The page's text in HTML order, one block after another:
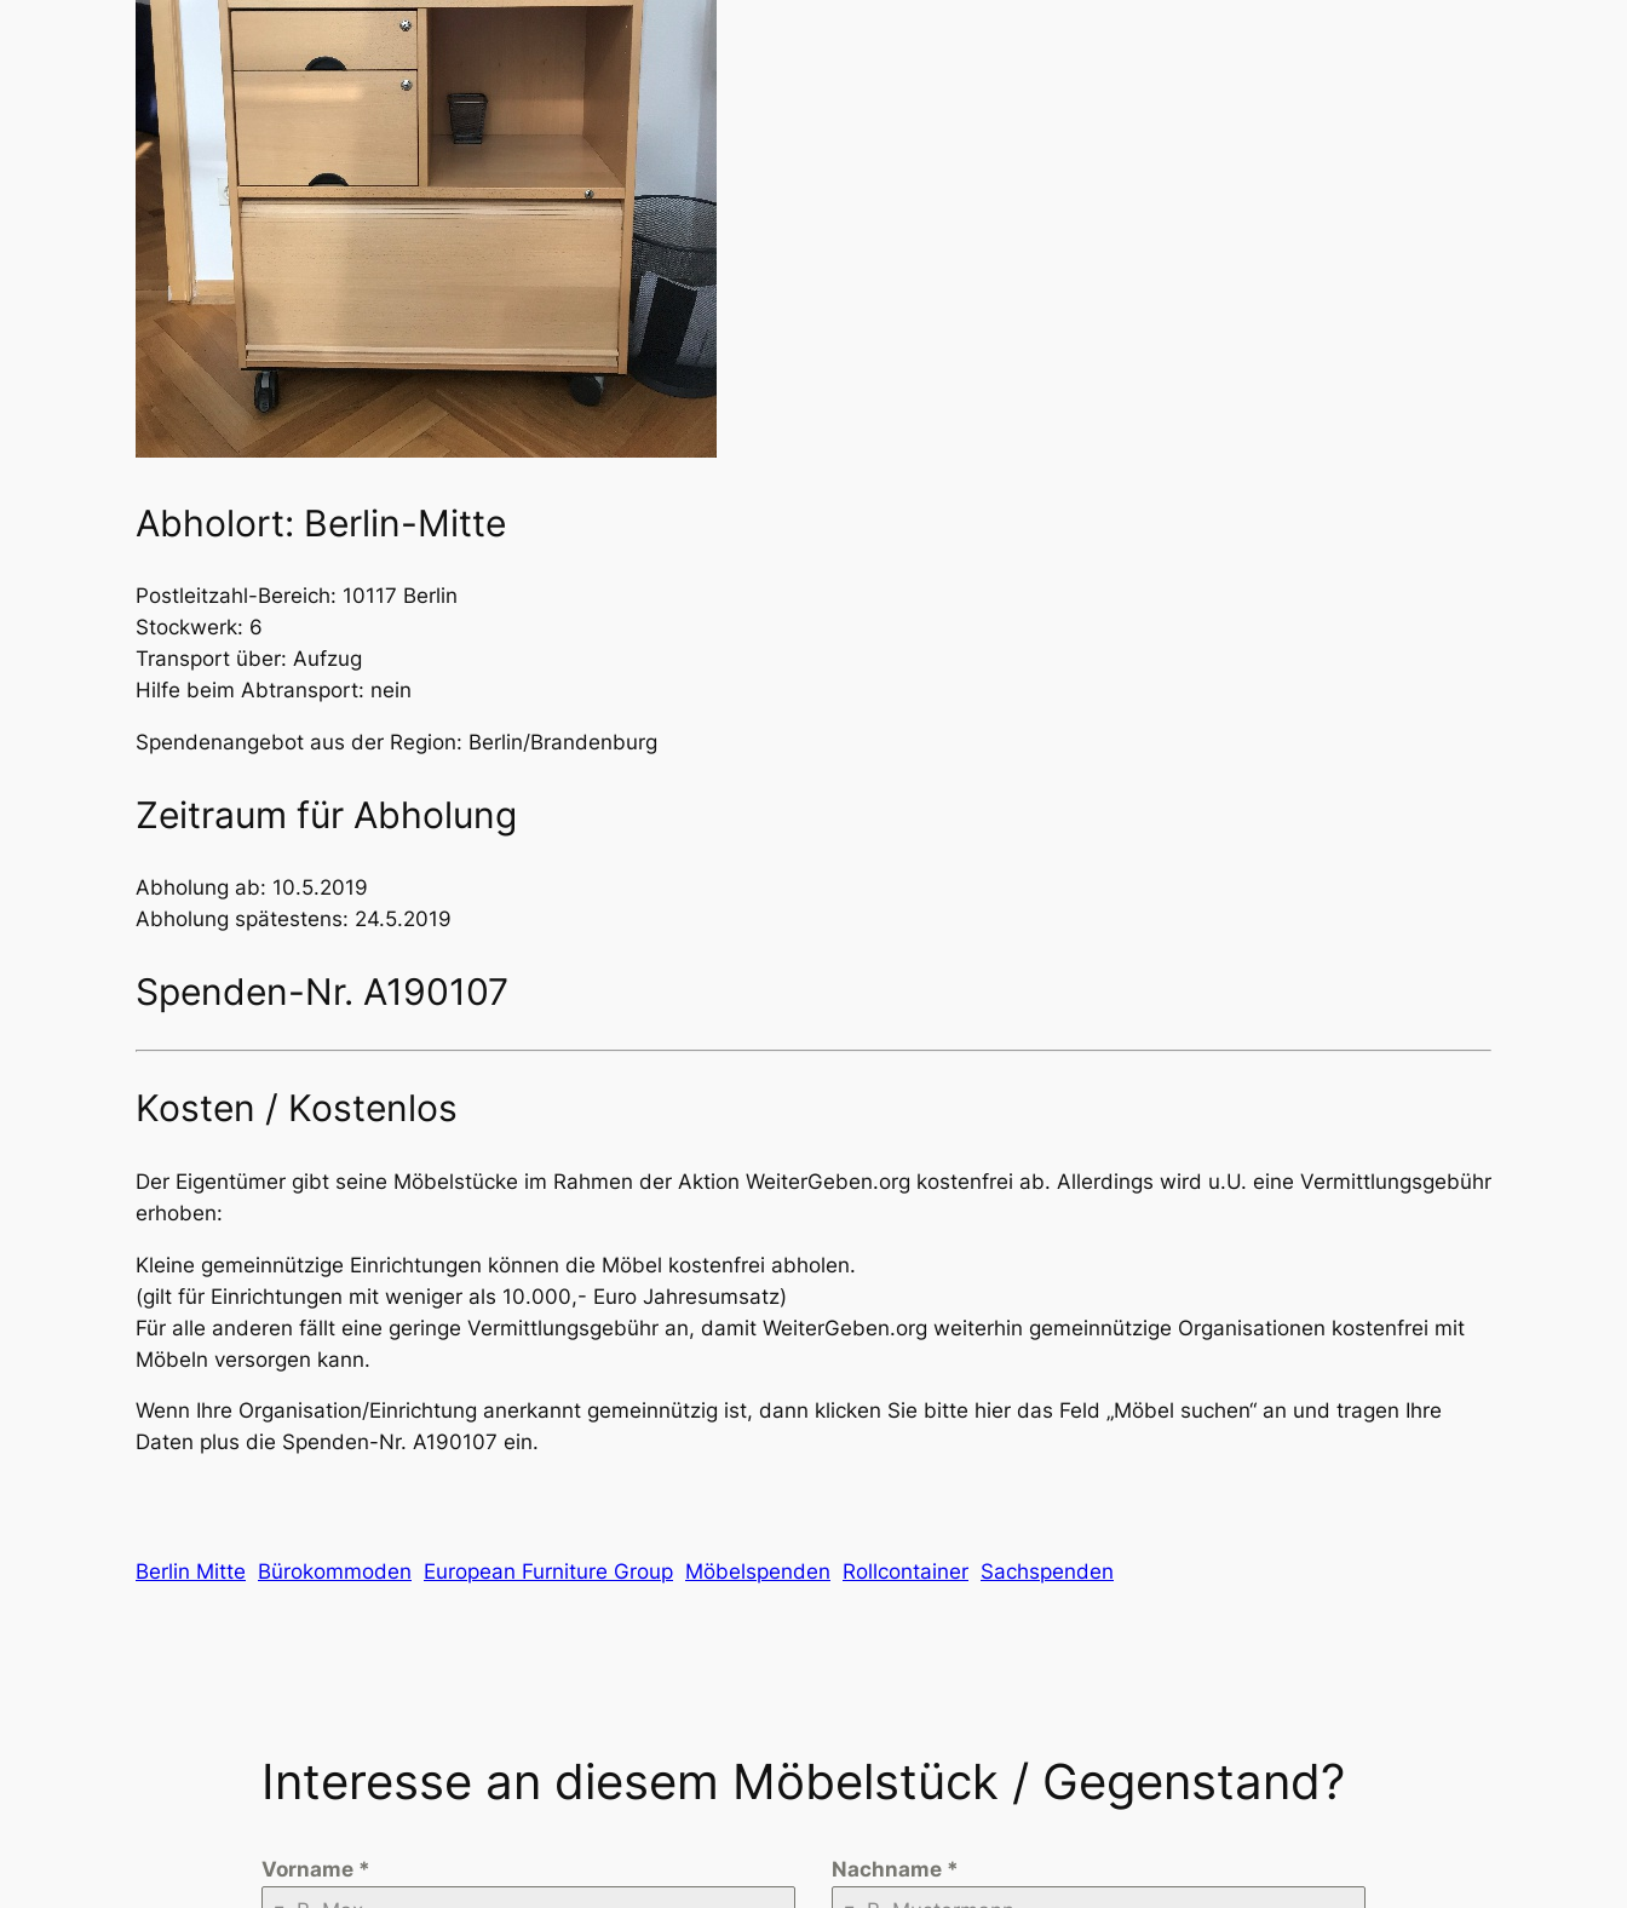
Abholort: Berlin-Mitte
Postleitzahl-Bereich: 10117 Berlin
Stockwerk: 6
Transport über: Aufzug
Hilfe beim Abtransport: nein
Spendenangebot aus der Region: Berlin/Brandenburg
Zeitraum für Abholung
Abholung ab: 10.5.2019
Abholung spätestens: 24.5.2019
Spenden-Nr. A190107
Kosten / Kostenlos
Der Eigentümer gibt seine Möbelstücke im Rahmen der Aktion WeiterGeben.org kostenfrei ab. Allerdings wird u.U. eine Vermittlungsgebühr
erhoben:
Kleine gemeinnützige Einrichtungen können die Möbel kostenfrei abholen.
(gilt für Einrichtungen mit weniger als 10.000,- Euro Jahresumsatz)
Für alle anderen fällt eine geringe Vermittlungsgebühr an, damit WeiterGeben.org weiterhin gemeinnützige Organisationen kostenfrei mit
Möbeln versorgen kann.
Wenn Ihre Organisation/Einrichtung anerkannt gemeinnützig ist, dann klicken Sie bitte hier das Feld „Möbel suchen“ an und tragen Ihre
Daten plus die Spenden-Nr. A190107 ein.
Berlin Mitte Bürokommoden European Furniture Group Möbelspenden Rollcontainer Sachspenden
Interesse an diesem Möbelstück / Gegenstand?
Vorname * Nachname *